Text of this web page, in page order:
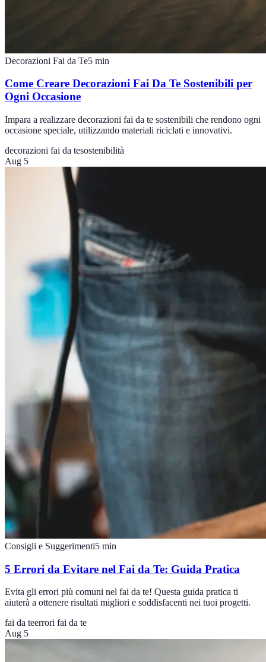
Decorazioni Fai da Te5 min
Come Creare Decorazioni Fai Da Te Sostenibili per
Ogni Occasione
Impara a realizzare decorazioni fai da te sostenibili che rendono ogni
occasione speciale, utilizzando materiali riciclati e innovativi.
decorazioni fai da tesostenibilità
Aug 5
Consigli e Suggerimenti5 min
5 Errori da Evitare nel Fai da Te: Guida Pratica
Evita gli errori più comuni nel fai da te! Questa guida pratica ti
aiuterà a ottenere risultati migliori e soddisfacenti nei tuoi progetti.
fai da teerrori fai da te
Aug 5